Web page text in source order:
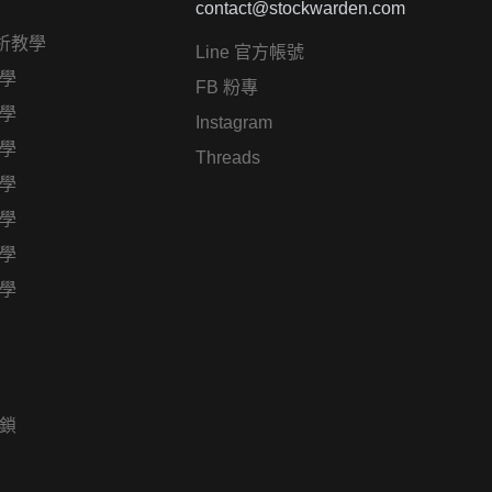
教學
contact@stockwarden.com
Line 官方帳號
FB 粉專
Instagram
Threads